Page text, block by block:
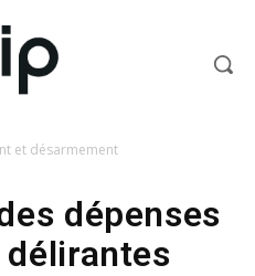
et désarmement
dépenses